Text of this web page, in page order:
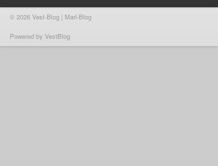
© 2026 Vest-Blog | Marl-Blog
Powered by VestBlog